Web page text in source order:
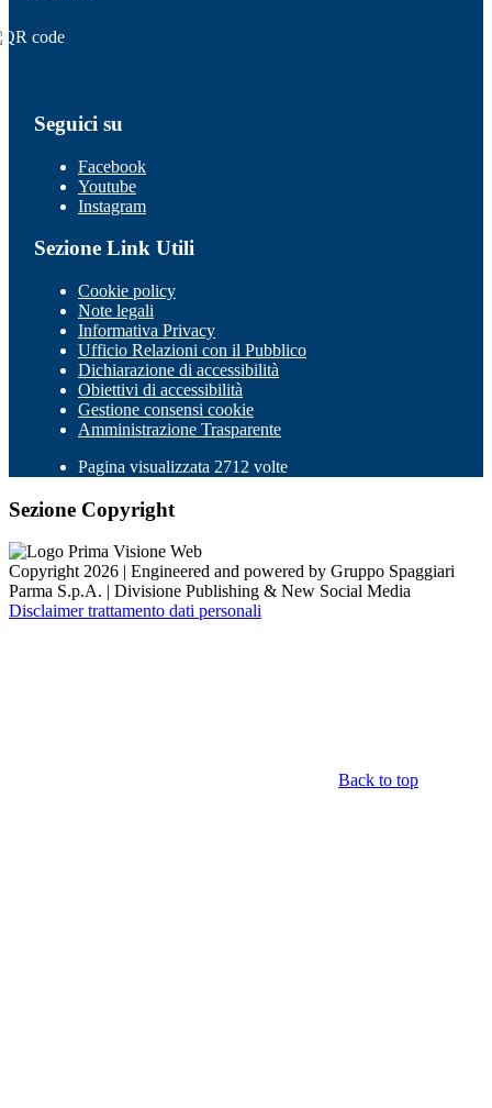
Seguici su
Facebook
Youtube
Instagram
Sezione Link Utili
Cookie policy
Note legali
Informativa Privacy
Ufficio Relazioni con il Pubblico
Dichiarazione di accessibilità
Obiettivi di accessibilità
Gestione consensi cookie
Amministrazione Trasparente
Pagina visualizzata 2712 volte
Sezione Copyright
Copyright 2026 | Engineered and powered by Gruppo Spaggiari
Parma S.p.A. | Divisione Publishing & New Social Media
Disclaimer trattamento dati personali
Back to top